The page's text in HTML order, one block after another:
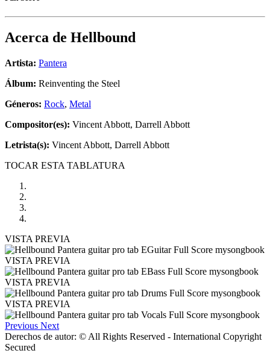
Acerca de Hellbound
Artista: Pantera
Álbum: Reinventing the Steel
Géneros: Rock, Metal
Compositor(es): Vincent Abbott, Darrell Abbott
Letrista(s): Vincent Abbott, Darrell Abbott
TOCAR ESTA TABLATURA
VISTA PREVIA
VISTA PREVIA
VISTA PREVIA
VISTA PREVIA
Previous Next
Derechos de autor: © All Rights Reserved - International Copyright
Secured